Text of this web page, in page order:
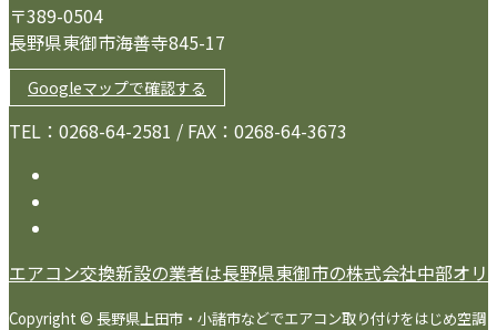
〒389-0504
長野県東御市海善寺845-17
Googleマップで確認する
TEL：0268-64-2581 / FAX：0268-64-3673
エアコン交換新設の業者は長野県東御市の株式会社中部オ
Copyright © 長野県上田市・小諸市などでエアコン取り付けをはじめ空調